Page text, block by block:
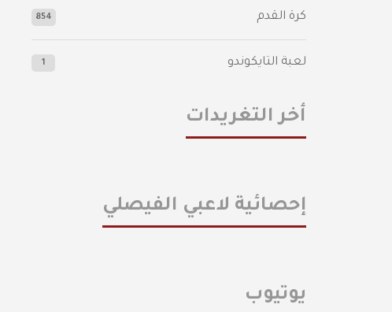
كرة القدم 854
لعبة التايكوندو 1
أخر التغريدات
إحصائية لاعبي الفيصلي
يوتيوب